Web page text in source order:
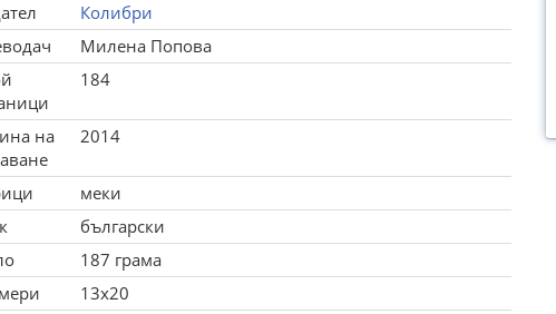
Колибри
Милена Попова
184
на
2014
меки
български
187 грама
13x20